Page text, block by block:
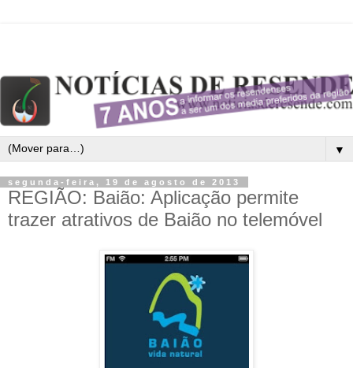
▼
segunda-feira, 19 de agosto de 2013
REGIÃO: Baião: Aplicação permite
trazer atrativos de Baião no telemóvel